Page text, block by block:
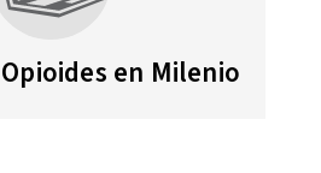
en Milenio